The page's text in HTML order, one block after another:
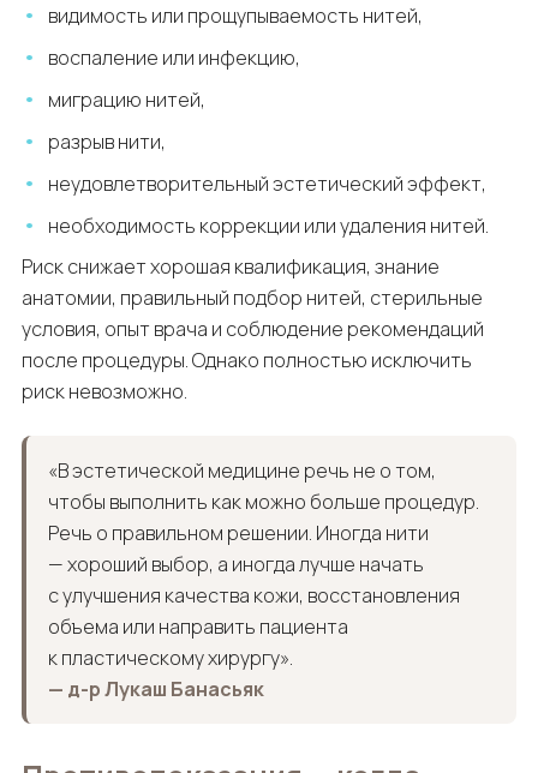
видимость или прощупываемость нитей,
воспаление или инфекцию,
миграцию нитей,
разрыв нити,
неудовлетворительный эстетический эффект,
необходимость коррекции или удаления нитей.
Риск снижает хорошая квалификация, знание
анатомии, правильный подбор нитей, стерильные
условия, опыт врача и соблюдение рекомендаций
после процедуры. Однако полностью исключить
риск невозможно.
«В эстетической медицине речь не о том,
чтобы выполнить как можно больше процедур.
Речь о правильном решении. Иногда нити
— хороший выбор, а иногда лучше начать
с улучшения качества кожи, восстановления
объема или направить пациента
к пластическому хирургу».
— д-р Лукаш Банасьяк